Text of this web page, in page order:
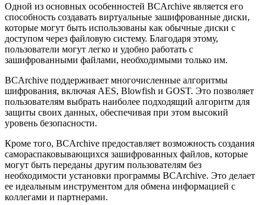
Одной из основных особенностей BCArchive является его
способность создавать виртуальные зашифрованные диски,
которые могут быть использованы как обычные диски с
доступом через файловую систему. Благодаря этому,
пользователи могут легко и удобно работать с
зашифрованными файлами, необходимыми только им.
BCArchive поддерживает многочисленные алгоритмы
шифрования, включая AES, Blowfish и GOST. Это позволяет
пользователям выбрать наиболее подходящий алгоритм для
защиты своих данных, обеспечивая при этом высокий
уровень безопасности.
Кроме того, BCArchive предоставляет возможность создания
самораспаковывающихся зашифрованных файлов, которые
могут быть переданы другим пользователям без
необходимости установки программы BCArchive. Это делает
ее идеальным инструментом для обмена информацией с
коллегами и партнерами.